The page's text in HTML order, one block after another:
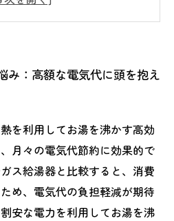
でのポイント：効果的に節
を導入する人へのアドバ
の電気代をぐっと減らすエ
る賢い節約生活：未来の家
み：高額な電気代に頭を抱え
を利用してお湯を沸かす高効
月々の電気代節約に効果的で
ス給湯器と比較すると、消費
め、電気代の負担軽減が期待
安な電力を利用してお湯を沸